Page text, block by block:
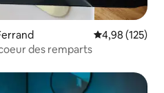
Évaluation
4,98 (125)
des remparts